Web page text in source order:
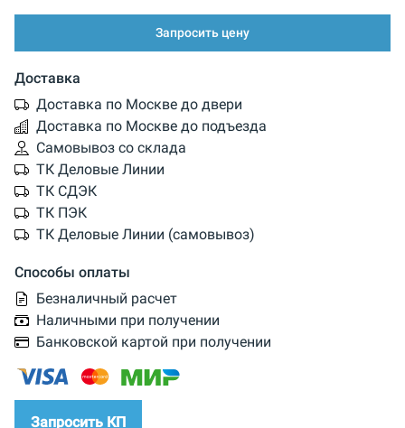
Запросить цену
Доставка
Доставка по Москве до двери
Доставка по Москве до подъезда
Самовывоз со склада
ТК Деловые Линии
ТК СДЭК
ТК ПЭК
ТК Деловые Линии (самовывоз)
Способы оплаты
Безналичный расчет
Наличными при получении
Банковской картой при получении
Запросить КП